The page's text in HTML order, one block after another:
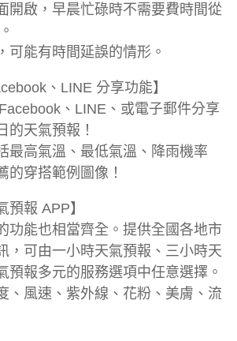
開啟，早晨忙碌時不需要費時間從
可能有時間延誤的情形。
、LINE 分享功能】
、LINE、或電子郵件分享
的天氣預報！
最高氣溫、最低氣溫、降雨機率
的穿搭範例圖像！
預報 APP】
功能也相當齊全。提供全國各地市
，可由一小時天氣預報、三小時天
預報多元的服務選項中任意選擇。
、風速、紫外線、花粉、美膚、流